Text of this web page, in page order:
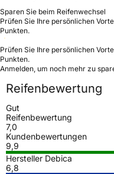
Sparen Sie beim Reifenwechsel
Prüfen Sie Ihre persönlichen
Punkten.
Prüfen Sie Ihre persönlichen
Punkten.
Anmelden, um noch mehr zu
Reifenbewertung
Gut
Reifenbewertung
7,0
Kundenbewertungen
9,9
Hersteller Debica
6,8